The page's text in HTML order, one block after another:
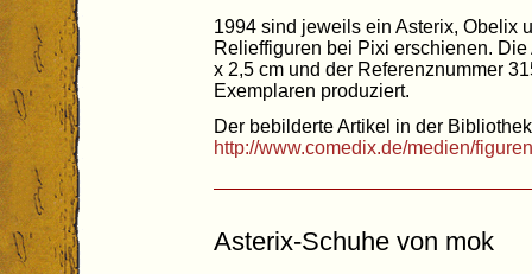
1994 sind jeweils ein Asterix, Obelix
Relieffiguren bei Pixi erschienen.
x 2,5 cm und der Referenznummer
Exemplaren produziert.
Der bebilderte Artikel in der
http://www.comedix.de/medien/
Asterix-Schuhe von mok